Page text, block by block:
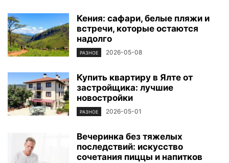
Кения: сафари, белые пляжи и
встречи, которые остаются
надолго
РАЗНОЕ 2026-05-08
Купить квартиру в Ялте от
застройщика: лучшие
новостройки
РАЗНОЕ 2026-05-01
Вечеринка без тяжелых
последствий: искусство
сочетания пиццы и напитков